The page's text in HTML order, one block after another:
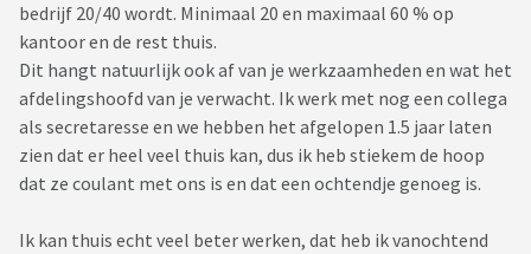
bedrijf 20/40 wordt. Minimaal 20 en maximaal 60 % op
kantoor en de rest thuis.
Dit hangt natuurlijk ook af van je werkzaamheden en wat het
afdelingshoofd van je verwacht. Ik werk met nog een collega
als secretaresse en we hebben het afgelopen 1.5 jaar laten
zien dat er heel veel thuis kan, dus ik heb stiekem de hoop
dat ze coulant met ons is en dat een ochtendje genoeg is.
Ik kan thuis echt veel beter werken, dat heb ik vanochtend